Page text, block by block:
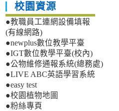
置
放
於
下
載
中
心
同
校園資源
●教職員工連網設備填報
(有線網路)
●newplus數位教學平臺
●IGT數位教學平臺(校內)
●公物維修通報系統(總務處)
●LIVE ABC英語學習系統
●easy test
●校園植物地圖
●粉絲專頁